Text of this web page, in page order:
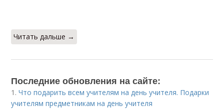
Читать дальше →
Последние обновления на сайте:
1.Что подарить всем учителям на день учителя. Подарки
учителям предметникам на день учителя